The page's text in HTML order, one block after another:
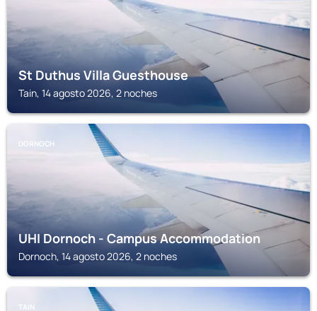
St Duthus Villa Guesthouse
Tain, 14 agosto 2026, 2 noches
DORNOCH
UHI Dornoch - Campus Accommodation
Dornoch, 14 agosto 2026, 2 noches
TAIN